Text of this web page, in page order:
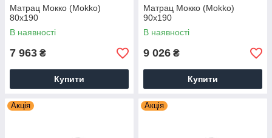
Матрац Мокко (Mokko)
80х190
В наявності
7 963 ₴
Купити
Матрац Мокко (Mokko)
90х190
В наявності
9 026 ₴
Купити
Акція Акція